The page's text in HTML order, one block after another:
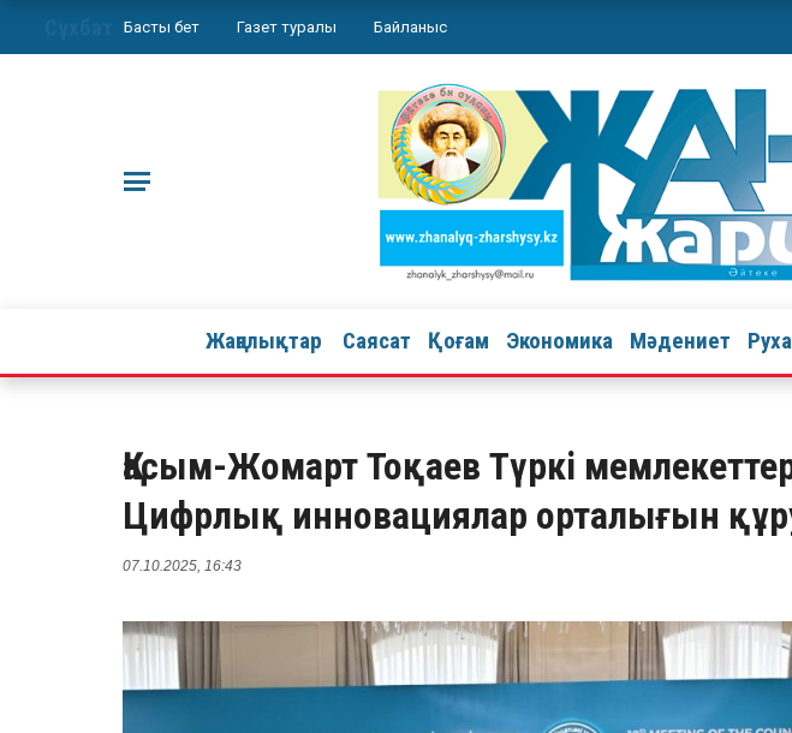
Басты бет Газет туралы Байланыс
Жаңалықтар Саясат Қоғам Экономика Мәдениет
Қасым-Жомарт Тоқаев Түркі
Цифрлық инновациялар орталығын
07.10.2025, 16:43